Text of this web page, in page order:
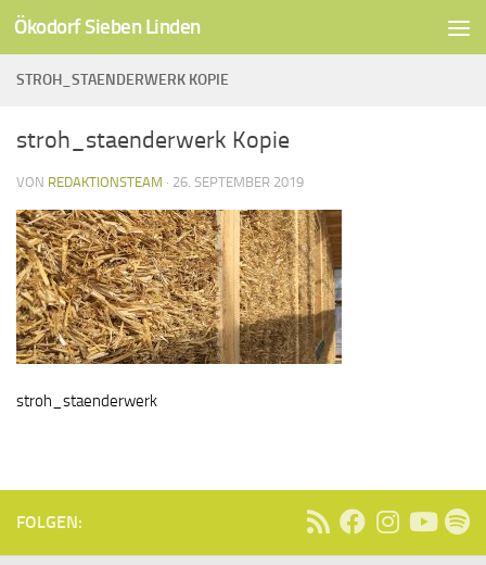
Unter dem Inhalt
Ökodorf Sieben Linden
STROH_STAENDERWERK KOPIE
stroh_staenderwerk Kopie
VON REDAKTIONSTEAM · 26. SEPTEMBER 2019
stroh_staenderwerk
FOLGEN: